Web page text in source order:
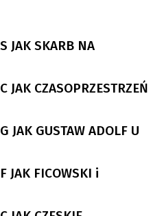
SKARB NA
CZASOPRZESTRZEŃ
GUSTAW ADOLF U
FICOWSKI i